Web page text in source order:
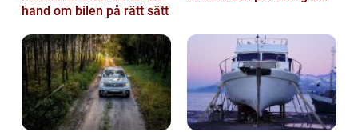
hand om bilen på rätt sätt